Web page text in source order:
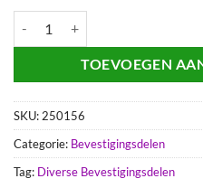
TOEVOEGEN
SKU: 250156
Categorie: Bevestigingsdelen
Tag: Diverse Bevestigingsdelen